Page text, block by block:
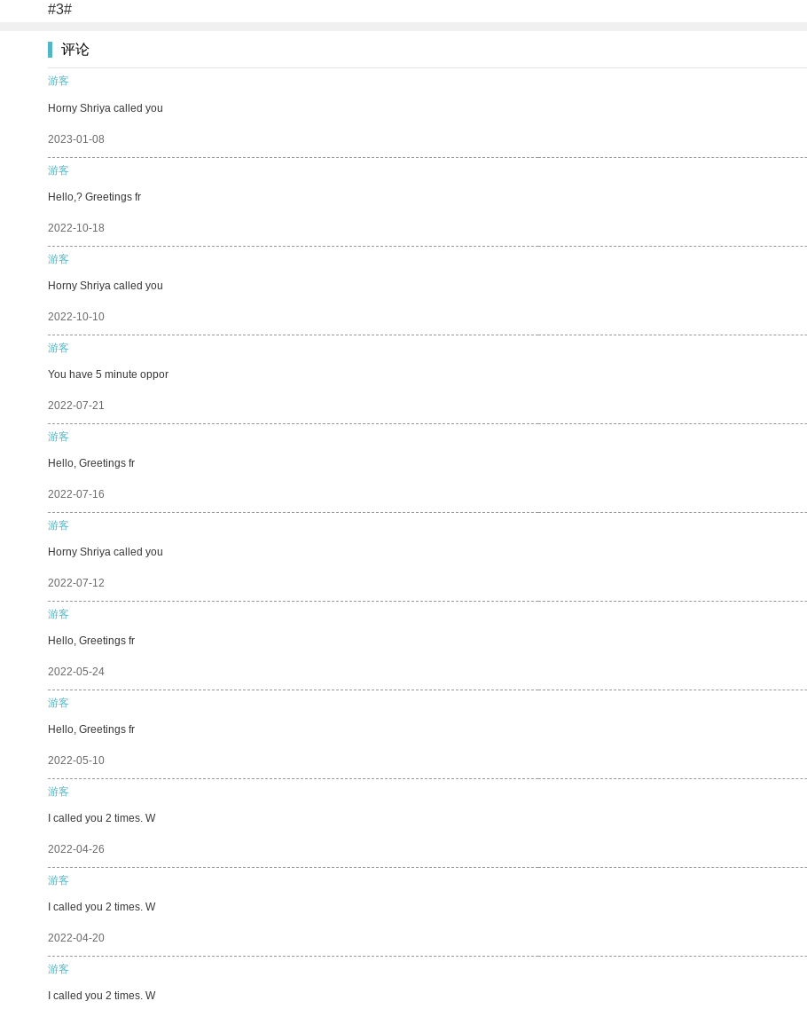
#3#
评论
游客
Horny Shriya called you
2023-01-08
游客
Hello,? Greetings fr
2022-10-18
游客
Horny Shriya called you
2022-10-10
游客
You have 5 minute oppor
2022-07-21
游客
Hello, Greetings fr
2022-07-16
游客
Horny Shriya called you
2022-07-12
游客
Hello, Greetings fr
2022-05-24
游客
Hello, Greetings fr
2022-05-10
游客
I called you 2 times. W
2022-04-26
游客
I called you 2 times. W
2022-04-20
游客
I called you 2 times. W